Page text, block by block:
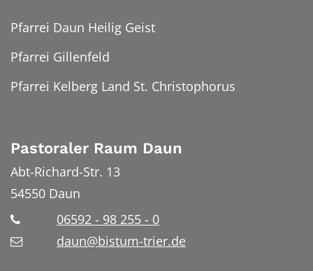
Pfarrei Daun Heilig Geist
Pfarrei Gillenfeld
Pfarrei Kelberg Land St. Christophorus
Pastoraler Raum Daun
Abt-Richard-Str. 13
54550 Daun
06592 - 98 255 - 0
daun@bistum-trier.de